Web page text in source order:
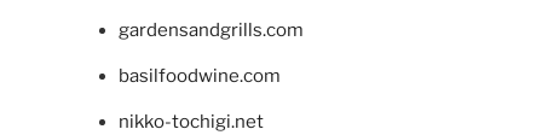
gardensandgrills.com
basilfoodwine.com
nikko-tochigi.net